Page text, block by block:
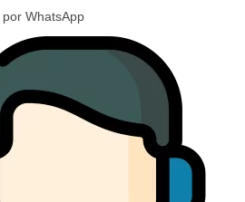
WhatsApp